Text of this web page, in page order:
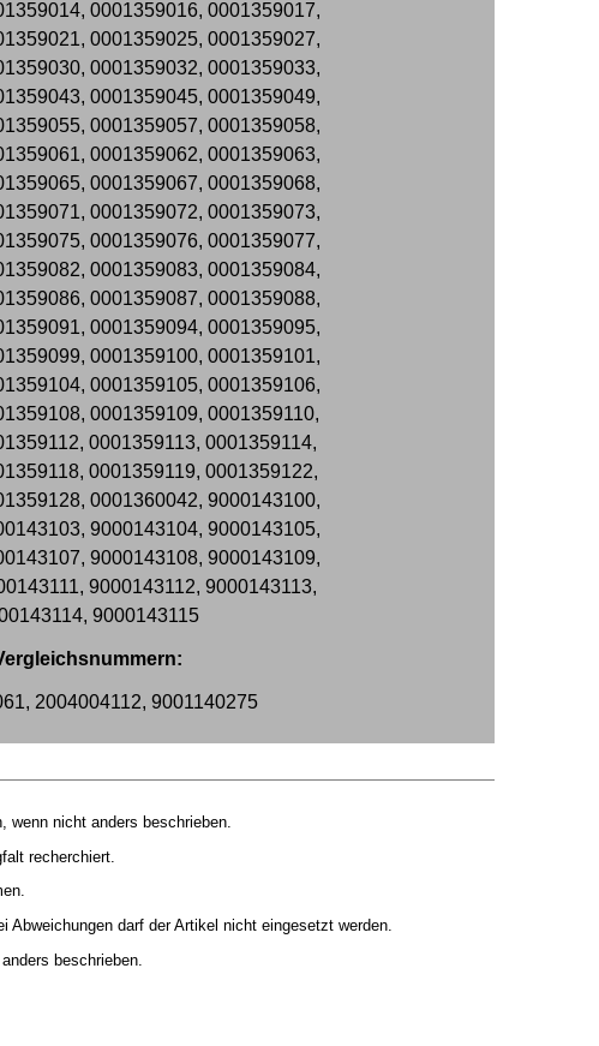
0001359016, 0001359017,
0001359025, 0001359027,
0001359032, 0001359033,
0001359045, 0001359049,
0001359057, 0001359058,
0001359062, 0001359063,
0001359067, 0001359068,
0001359072, 0001359073,
0001359076, 0001359077,
0001359083, 0001359084,
0001359087, 0001359088,
0001359094, 0001359095,
0001359100, 0001359101,
0001359105, 0001359106,
0001359109, 0001359110,
0001359113, 0001359114,
0001359119, 0001359122,
0001360042, 9000143100,
9000143104, 9000143105,
9000143108, 9000143109,
9000143112, 9000143113,
9000143115
2004004112, 9001140275
wenn nicht anders beschrieben.
recherchiert.
Abweichungen darf der Artikel nicht eingesetzt werden.
beschrieben.